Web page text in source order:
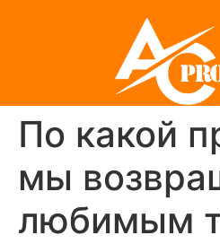
По какой
мы
любимым